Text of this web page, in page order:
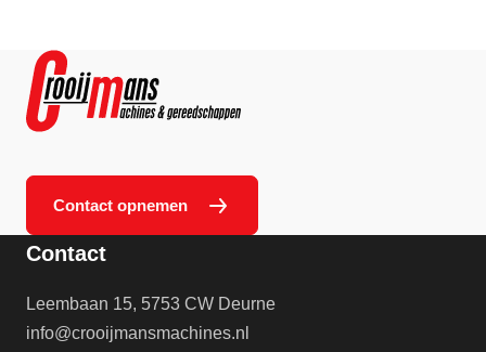
Contact opnemen
Contact
Leembaan 15, 5753 CW Deurne
info@crooijmansmachines.nl